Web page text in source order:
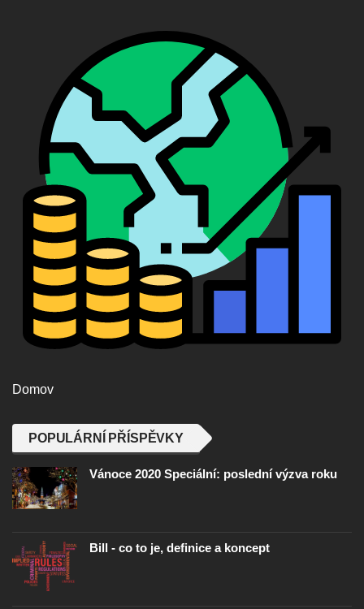
Domov
POPULÁRNÍ PŘÍSPĚVKY
Vánoce 2020 Speciální: poslední výzva roku
Bill - co to je, definice a koncept